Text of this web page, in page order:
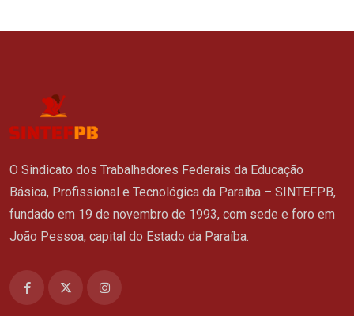
O Sindicato dos Trabalhadores Federais da Educação
Básica, Profissional e Tecnológica da Paraíba – SINTEFPB,
fundado em 19 de novembro de 1993, com sede e foro em
João Pessoa, capital do Estado da Paraíba.